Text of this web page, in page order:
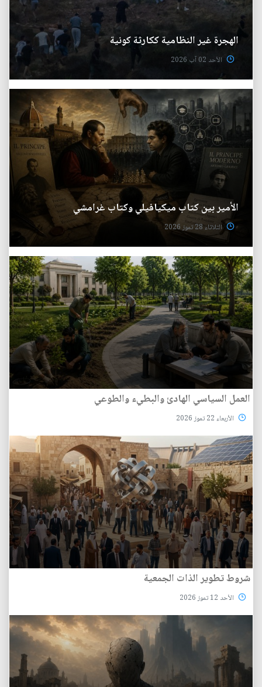
الهجرة غير النظامية ككارثة كونية
الأحد 02 آب 2026
الأمير بين كتاب ميكيافيلي وكتاب غرامشي
الثلاثاء 28 تموز 2026
العمل السياسي الهادئ والبطيء والطوعي
الأربعاء 22 تموز 2026
شروط تطوير الذات الجمعية
الأحد 12 تموز 2026